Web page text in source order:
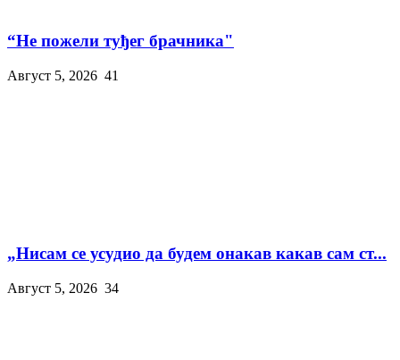
“Не пожели туђег брачника"
Август 5, 2026 41
„Нисам се усудио да будем онакав какав сам ст...
Август 5, 2026 34